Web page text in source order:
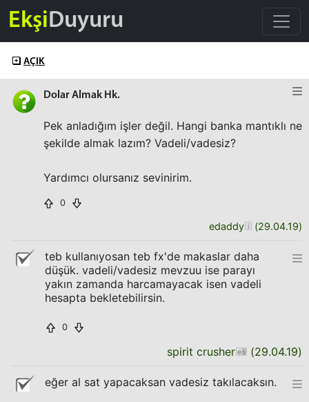
EkşiDuyuru
AÇIK
Dolar Almak Hk.
Pek anladığım işler değil. Hangi banka mantıklı ne
şekilde almak lazım? Vadeli/vadesiz?
Yardımcı olursanız sevinirim.
0
edaddy (29.04.19)
teb kullanıyosan teb fx'de makaslar daha
düşük. vadeli/vadesiz mevzuu ise parayı
yakın zamanda harcamayacak isen vadeli
hesapta bekletebilirsin.
0
spirit crusher (29.04.19)
eğer al sat yapacaksan vadesiz takılacaksın.